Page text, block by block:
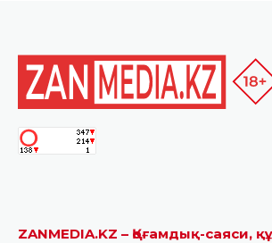
ZANMEDIA.KZ – Қоғамдық-саяси,